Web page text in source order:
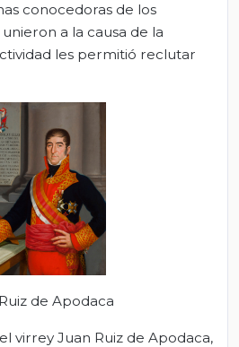
conocedoras de los
a la causa de la
les permitió reclutar
de Apodaca
virrey Juan Ruiz de Apodaca,